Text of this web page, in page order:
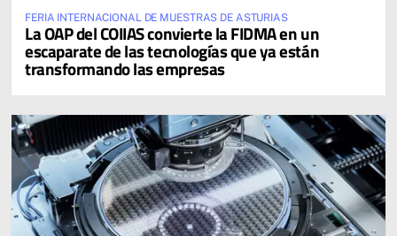
FERIA INTERNACIONAL DE MUESTRAS DE ASTURIAS
La OAP del COIIAS convierte la FIDMA en un
escaparate de las tecnologías que ya están
transformando las empresas